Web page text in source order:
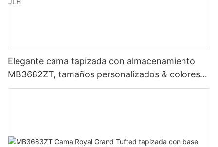
Elegante cama tapizada con almacenamiento
MB3682ZT, tamaños personalizados & colores
Precio de fábrica - Muebles JLH